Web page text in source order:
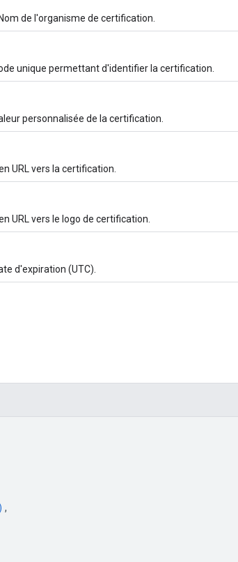
de l'organisme de certification.
unique permettant d'identifier la certification.
personnalisée de la certification.
URL vers la certification.
URL vers le logo de certification.
d'expiration (UTC).
,